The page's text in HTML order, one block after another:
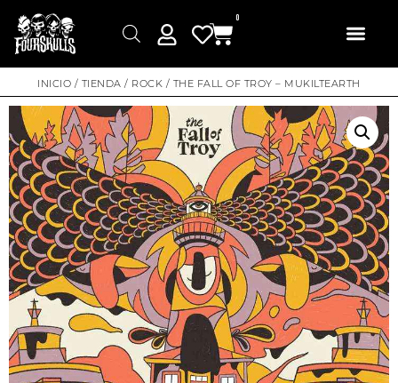
0
INICIO / TIENDA / ROCK / THE FALL OF TROY – MUKILTEARTH